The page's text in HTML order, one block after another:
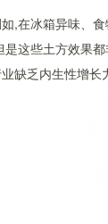
,在冰箱异味、
是这些土方效果
缺乏内生性增长